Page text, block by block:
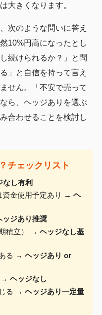
大きくなります。
次のような問いに答え
10%円高になったとし
続けられるか？」と問
」と自信を持って言え
せん。「不安で売って
ら、ヘッジありを選ぶ
合わせることを検討し
チェックリスト
なし有利
資金使用予定あり → ヘ
ッジあり推奨
積立） → ヘッジなし基
る → ヘッジあり or
→ ヘッジなし
る → ヘッジあり一定量